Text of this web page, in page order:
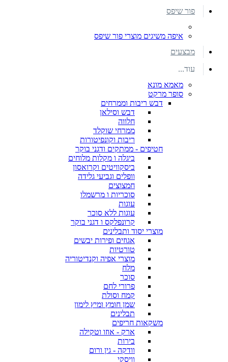
פור שיפס
איפה משיגים מוצרי פור שיפס
מבצעים
עוד...
מאמא מונא
סופר מרקט
דבש ריבות וממרחים
דבש וסילאן
חלווה
ממרחי שוקלד
ריבות וקונפיטורות
חטיפים - ממתקים ודגני בוקר
ביגלה ו מקלות מלוחים
ביסקוויטים וקרואסון
וופלים וגביעי גלידה
חמצוצים
סוכריות ו מרשמלו
עוגות
עוגות ללא סוכר
קרונפלקס ו דגני בוקר
מוצרי יסוד ותבלינים
אגוזים ופירות יבשים
טורטיות
מוצרי אפיה וקנדיטוריה
מלח
סוכר
פרורי לחם
קמח וסולת
שמן חומץ ומיץ לימון
תבלינים
משקאות חריפים
ארק - אוזו וטקילה
בירות
וודקה - גין ורום
וויסקי